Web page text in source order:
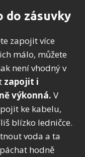
do zásuvky
zapojit více
málo, můžete
není vhodný v
zapojit i
výkonná. V
ke kabelu,
blízko ledničce.
voda a ta
hodně